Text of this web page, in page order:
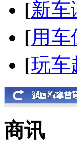
[新车
[用车
[玩车
商讯